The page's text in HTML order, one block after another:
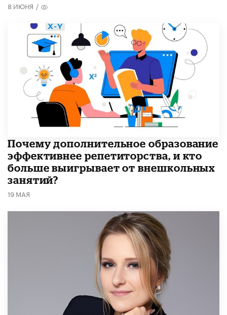
8 ИЮНЯ /
​Почему дополнительное образование
эффективнее репетиторства, и кто
больше выигрывает от внешкольных
занятий?
19 МАЯ